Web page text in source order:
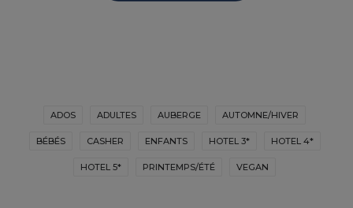
ADOS ADULTES AUBERGE AUTOMNE/HIVER
BÉBÉS CASHER ENFANTS HOTEL 3* HOTEL 4*
HOTEL 5* PRINTEMPS/ÉTÉ VEGAN